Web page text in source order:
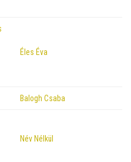
Éles Éva
Balogh Csaba
Név Nélkül